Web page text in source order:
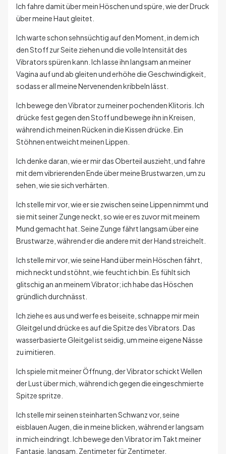
Ich fahre damit über mein Höschen und spüre, wie der Druck
über meine Haut gleitet.
Ich warte schon sehnsüchtig auf den Moment, in dem ich
den Stoff zur Seite ziehen und die volle Intensität des
Vibrators spüren kann. Ich lasse ihn langsam an meiner
Vagina auf und ab gleiten und erhöhe die Geschwindigkeit,
sodass er all meine Nervenenden kribbeln lässt.
Ich bewege den Vibrator zu meiner pochenden Klitoris. Ich
drücke fest gegen den Stoff und bewege ihn in Kreisen,
während ich meinen Rücken in die Kissen drücke. Ein
Stöhnen entweicht meinen Lippen.
Ich denke daran, wie er mir das Oberteil auszieht, und fahre
mit dem vibrierenden Ende über meine Brustwarzen, um zu
sehen, wie sie sich verhärten.
Ich stelle mir vor, wie er sie zwischen seine Lippen nimmt und
sie mit seiner Zunge neckt, so wie er es zuvor mit meinem
Mund gemacht hat. Seine Zunge fährt langsam über eine
Brustwarze, während er die andere mit der Hand streichelt.
Ich stelle mir vor, wie seine Hand über mein Höschen fährt,
mich neckt und stöhnt, wie feucht ich bin. Es fühlt sich
glitschig an an meinem Vibrator; ich habe das Höschen
gründlich durchnässt.
Ich ziehe es aus und werfe es beiseite, schnappe mir mein
Gleitgel und drücke es auf die Spitze des Vibrators. Das
wasserbasierte Gleitgel ist seidig, um meine eigene Nässe
zu imitieren.
Ich spiele mit meiner Öffnung, der Vibrator schickt Wellen
der Lust über mich, während ich gegen die eingeschmierte
Spitze spritze.
Ich stelle mir seinen steinharten Schwanz vor, seine
eisblauen Augen, die in meine blicken, während er langsam
in mich eindringt. Ich bewege den Vibrator im Takt meiner
Fantasie, langsam, Zentimeter für Zentimeter.